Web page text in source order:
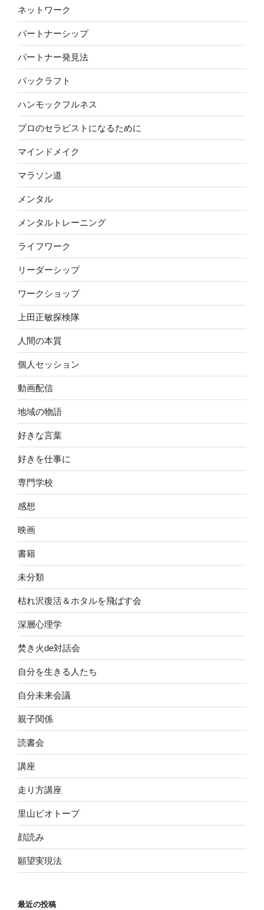
ネットワーク
パートナーシップ
パートナー発見法
パックラフト
ハンモックフルネス
プロのセラピストになるために
マインドメイク
マラソン道
メンタル
メンタルトレーニング
ライフワーク
リーダーシップ
ワークショップ
上田正敏探検隊
人間の本質
個人セッション
動画配信
地域の物語
好きな言葉
好きを仕事に
専門学校
感想
映画
書籍
未分類
枯れ沢復活＆ホタルを飛ばす会
深層心理学
焚き火de対話会
自分を生きる人たち
自分未来会議
親子関係
読書会
講座
走り方講座
里山ビオトープ
顔読み
願望実現法
最近の投稿